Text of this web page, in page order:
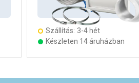
Kosárba
Szállítás: 3-4 hét
Készleten 14 áruházban